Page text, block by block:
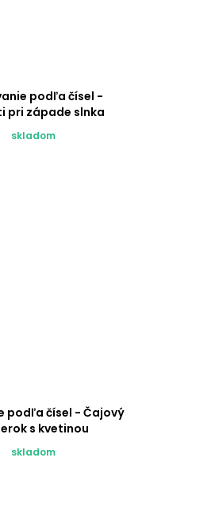
podľa čísel -
pri západe slnka
skladom
podľa čísel - Čajový
s kvetinou
skladom